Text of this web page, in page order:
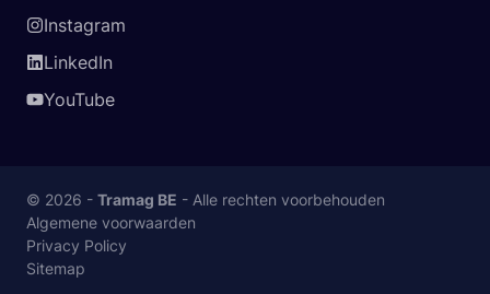
Instagram
LinkedIn
YouTube
© 2026 - Tramag BE - Alle rechten voorbehouden
Algemene voorwaarden
Privacy Policy
Sitemap